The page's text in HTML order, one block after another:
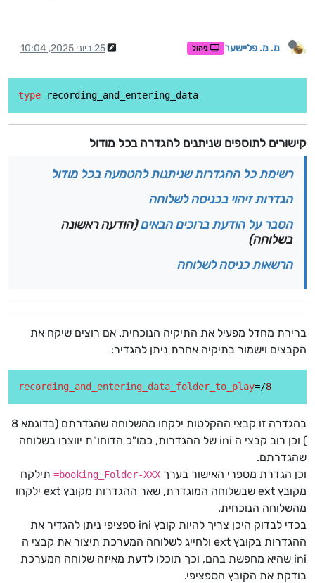
מ. מ. פליישער ניהול 25 ביוני 2025, 10:04
type
קישורים לתוספים שניתנים להגדרה בכל מודול
רשימת כל ההגדרות שניתנות להטמעה בכל מודול
הגדרות זיהוי בכניסה לשלוחה
הסבר על הודעת ברוכים הבאים(הודעה ראשונה
בשלוחה)
הרשאות כניסה לשלוחה
ברירת מחדל מפעיל את התיקיה הנוכחית. אם רוצים שיקח את
הקבצים וישמור בתיקיה אחרת ניתן להגדיר:
recording_and_entering_data_folder_to_play=/8
בהגדרה זו קבצי ההקלטות ילקחו מהשלוחה שהגדרתם (בדוגמא 8
) וכן רוב קבצי ה ini של ההגדרות, כמו"כ הדוחו"ת יווצרו בשלוחה
שהגדרתם.
וכן הגדרת מספרי האישור בערך booking_Folder-XXX=
תילקח
מקובץ ext שבשלוחה המוגדרת, שאר ההגדרות מקובץ ext ילקחו
מהשלוחה הנוכחית.
בכדי לבדוק היכן צריך להיות קובץ ini ספציפי ניתן להגדיר את
ההגדרות בקובץ ext ולחייג לשלוחה המערכת תיצור את קבצי ה
ini שהיא מחפשת בהם, וכך תוכלו לדעת מאיזה שלוחה המערכת
בודקת את הקובץ הספציפי.